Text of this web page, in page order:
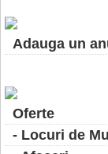
Adauga un
Oferte
- Locuri de